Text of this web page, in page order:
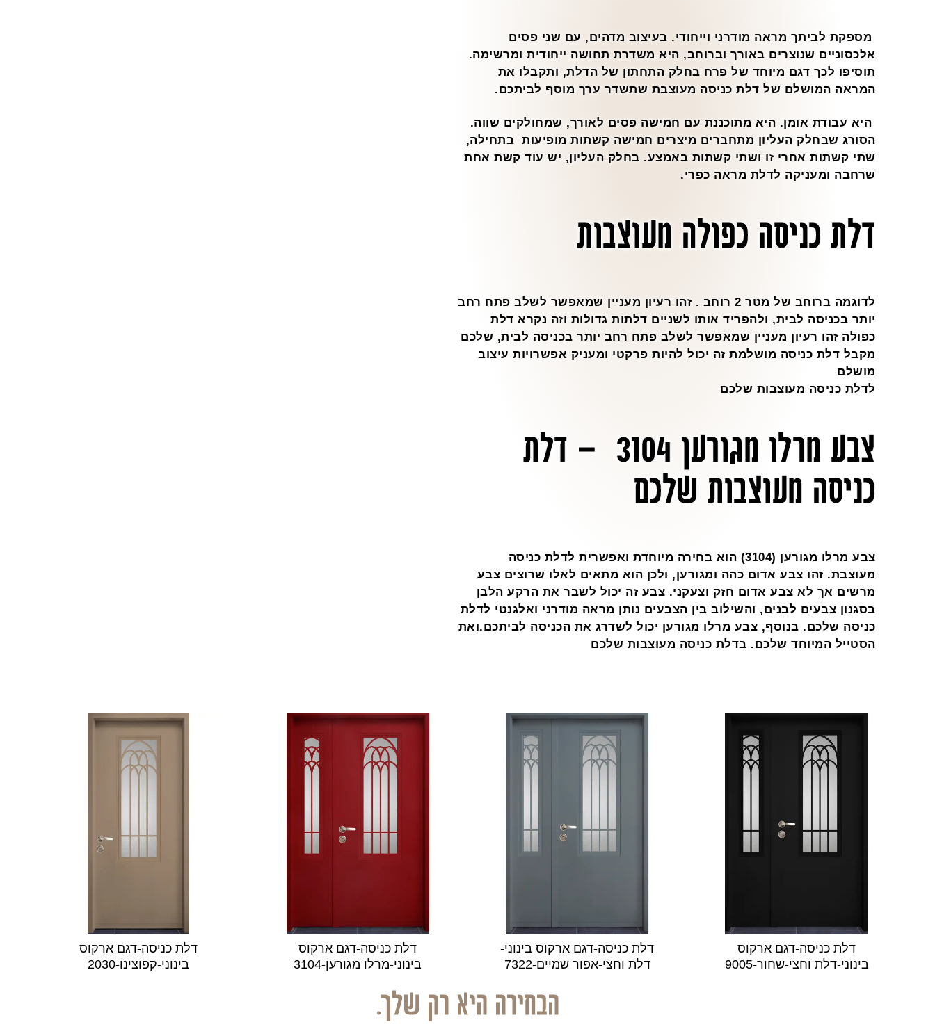
מספקת לביתך מראה מודרני וייחודי. בעיצוב מדהים, עם שני פסים
אלכסוניים שנוצרים באורך וברוחב, היא משדרת תחושה ייחודית ומרשימה.
תוסיפו לכך דגם מיוחד של פרח בחלק התחתון של הדלת, ותקבלו את
המראה המושלם של דלת כניסה מעוצבת שתשדר ערך מוסף לביתכם.
היא עבודת אומן. היא מתוכננת עם חמישה פסים לאורך, שמחולקים שווה.
הסורג שבחלק העליון מתחברים מיצרים חמישה קשתות מופיעות בתחילה,
שתי קשתות אחרי זו ושתי קשתות באמצע. בחלק העליון, יש עוד קשת אחת
שרחבה ומעניקה לדלת מראה כפרי.
דלת כניסה כפולה מעוצבות
לדוגמה ברוחב של מטר 2 רוחב . זהו רעיון מעניין שמאפשר לשלב פתח רחב
יותר בכניסה לבית, ולהפריד אותו לשניים דלתות גדולות וזה נקרא דלת
כפולה זהו רעיון מעניין שמאפשר לשלב פתח רחב יותר בכניסה לבית, שלכם
מקבל דלת כניסה מושלמת זה יכול להיות פרקטי ומעניק אפשרויות עיצוב
מושלם
לדלת כניסה מעוצבות שלכם
צבע מרלו מגורען 3104 – דלת
כניסה מעוצבות שלכם
צבע מרלו מגורען (3104) הוא בחירה מיוחדת ואפשרית לדלת כניסה
מעוצבת. זהו צבע אדום כהה ומגורען, ולכן הוא מתאים לאלו שרוצים צבע
מרשים אך לא צבע אדום חזק וצעקני. צבע זה יכול לשבר את הרקע הלבן
בסגנון צבעים לבנים, והשילוב בין הצבעים נותן מראה מודרני ואלגנטי לדלת
כניסה שלכם. בנוסף, צבע מרלו מגורען יכול לשדרג את הכניסה לביתכם.ואת
הסטייל המיוחד שלכם. בדלת כניסה מעוצבות שלכם
דלת כניסה-דגם ארקוס
בינוני-דלת וחצי-שחור-9005
דלת כניסה-דגם ארקוס בינוני-
דלת וחצי-אפור שמיים-7322
דלת כניסה-דגם ארקוס
בינוני-מרלו מגורען-3104
דלת כניסה-דגם ארקוס
בינוני-קפוצינו-2030
הבחירה היא רק שלך.